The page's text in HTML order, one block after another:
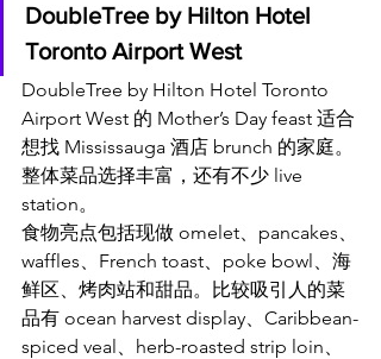
DoubleTree by Hilton Hotel
Toronto Airport West
DoubleTree by Hilton Hotel Toronto
Airport West 的 Mother’s Day feast 适合
想找 Mississauga 酒店 brunch 的家庭。
整体菜品选择丰富，还有不少 live
station。
食物亮点包括现做 omelet、pancakes、
waffles、French toast、poke bowl、海
鲜区、烤肉站和甜品。比较吸引人的菜
品有 ocean harvest display、Caribbean-
spiced veal、herb-roasted strip loin、